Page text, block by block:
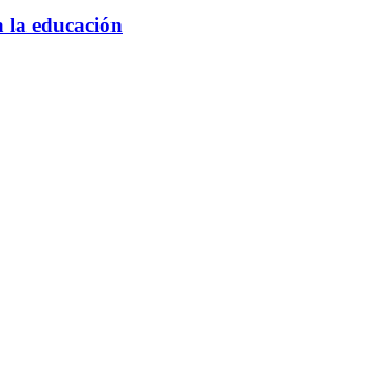
la educación